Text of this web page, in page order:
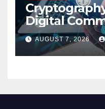
Digital
AUGUST 7, 2026